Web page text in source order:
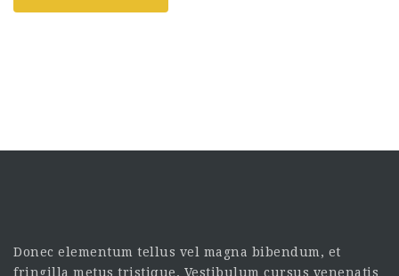
Donec elementum tellus vel magna bibendum, et
fringilla metus tristique. Vestibulum cursus venenatis